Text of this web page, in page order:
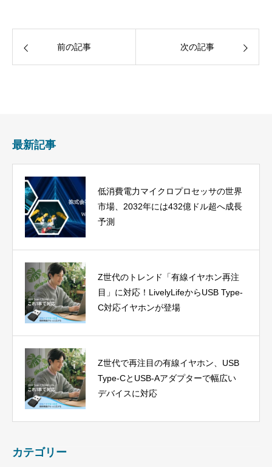
前の記事 次の記事
最新記事
低消費電力マイクロプロセッサの世界
市場、2032年には432億ドル超へ成長
予測
Z世代のトレンド「有線イヤホン再注
目」に対応！LivelyLifeからUSB Type-
C対応イヤホンが登場
Z世代で再注目の有線イヤホン、USB
Type-CとUSB-Aアダプターで幅広い
デバイスに対応
カテゴリー